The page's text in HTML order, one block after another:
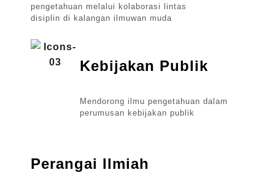
pengetahuan melalui kolaborasi lintas
disiplin di kalangan ilmuwan muda​
Kebijakan Publik
Mendorong ilmu pengetahuan dalam
perumusan kebijakan publik
Perangai Ilmiah